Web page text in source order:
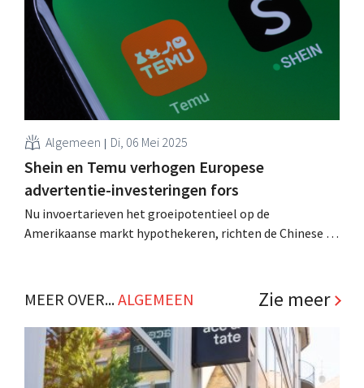
als Shein en Temu. .
Algemeen Di, 06 Mei 2025
Shein en Temu verhogen Europese
advertentie-investeringen fors
Nu invoertarieven het groeipotentieel op de
Amerikaanse markt hypothekeren, richten de Chinese e-
opgetrokken. .
MEER OVER...ALGEMEEN Zie meer